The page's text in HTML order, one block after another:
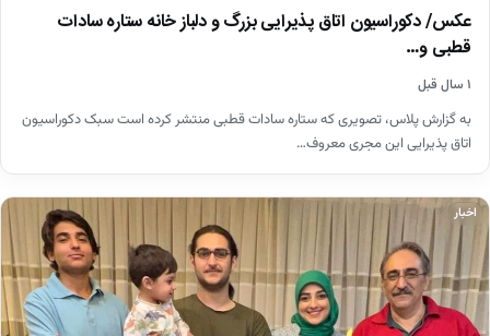
عکس/ دکوراسیون اتاق پذیرایی بزرگ و دلباز خانه ستاره سادات
قطبی و…
۱ سال قبل
به گزارش پلاس، تصویری که ستاره سادات قطبی منتشر کرده است سبک دکوراسیون
اتاق پذیرایی این مجری معروف…
اخبار